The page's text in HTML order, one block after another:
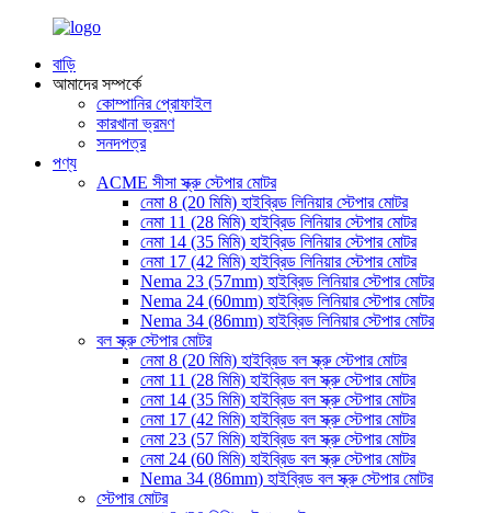
বাড়ি
আমাদের সম্পর্কে
কোম্পানির প্রোফাইল
কারখানা ভ্রমণ
সনদপত্র
পণ্য
ACME সীসা স্ক্রু স্টেপার মোটর
নেমা 8 (20 মিমি) হাইব্রিড লিনিয়ার স্টেপার মোটর
নেমা 11 (28 মিমি) হাইব্রিড লিনিয়ার স্টেপার মোটর
নেমা 14 (35 মিমি) হাইব্রিড লিনিয়ার স্টেপার মোটর
নেমা 17 (42 মিমি) হাইব্রিড লিনিয়ার স্টেপার মোটর
Nema 23 (57mm) হাইব্রিড লিনিয়ার স্টেপার মোটর
Nema 24 (60mm) হাইব্রিড লিনিয়ার স্টেপার মোটর
Nema 34 (86mm) হাইব্রিড লিনিয়ার স্টেপার মোটর
বল স্ক্রু স্টেপার মোটর
নেমা 8 (20 মিমি) হাইব্রিড বল স্ক্রু স্টেপার মোটর
নেমা 11 (28 মিমি) হাইব্রিড বল স্ক্রু স্টেপার মোটর
নেমা 14 (35 মিমি) হাইব্রিড বল স্ক্রু স্টেপার মোটর
নেমা 17 (42 মিমি) হাইব্রিড বল স্ক্রু স্টেপার মোটর
নেমা 23 (57 মিমি) হাইব্রিড বল স্ক্রু স্টেপার মোটর
নেমা 24 (60 মিমি) হাইব্রিড বল স্ক্রু স্টেপার মোটর
Nema 34 (86mm) হাইব্রিড বল স্ক্রু স্টেপার মোটর
স্টেপার মোটর